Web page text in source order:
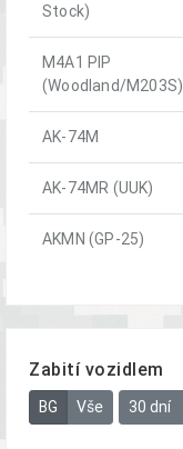
Stock)
M4A1 PIP
(Woodland/M203S)
AK-74M
AK-74MR (UUK)
AKMN (GP-25)
Zabití vozidlem
BG Vše 30 dní